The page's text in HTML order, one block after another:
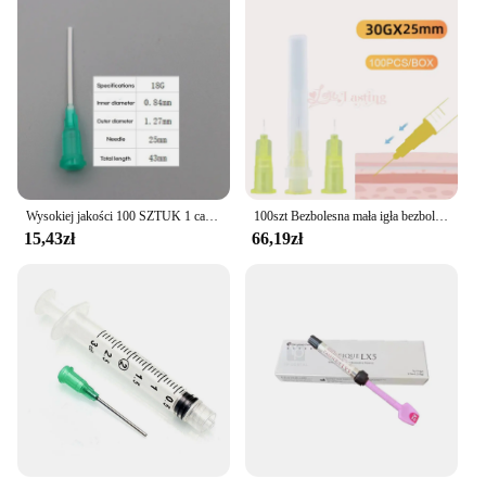
Wysokiej jakości 100 SZTUK 1 cal 14G-25G Elastyczna igła PP Strzykawka Dozownik Końcówki Igła do dozowania kleju
15,43zł
100szt Bezbolesna mała igła bezbolesna piękność ultrafine 30G * 4mm, 32G x 4mm, 32G x 13mm, strzykawki Koreańskie igły Narzędzia do powiek
66,19zł